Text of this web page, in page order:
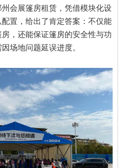
会展篷房租赁，凭借模块化设
置，给出了肯定答案：不仅能
房 ，还能保证篷房的安全性与功
场地问题延误进度。